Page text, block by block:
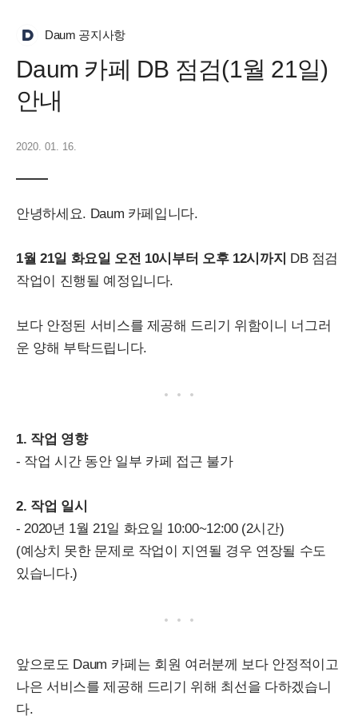
Daum 공지사항
Daum 카페 DB 점검(1월 21일)
안내
2020. 01. 16.
안녕하세요. Daum 카페입니다.
1월 21일 화요일 오전 10시부터 오후 12시까지 DB 점검
작업이 진행될 예정입니다.
보다 안정된 서비스를 제공해 드리기 위함이니 너그러
운 양해 부탁드립니다.
1. 작업 영향
- 작업 시간 동안 일부 카페 접근 불가
2. 작업 일시
- 2020년 1월 21일 화요일 10:00~12:00 (2시간)
(예상치 못한 문제로 작업이 지연될 경우 연장될 수도
있습니다.)
앞으로도 Daum 카페는 회원 여러분께 보다 안정적이고
나은 서비스를 제공해 드리기 위해 최선을 다하겠습니
다.